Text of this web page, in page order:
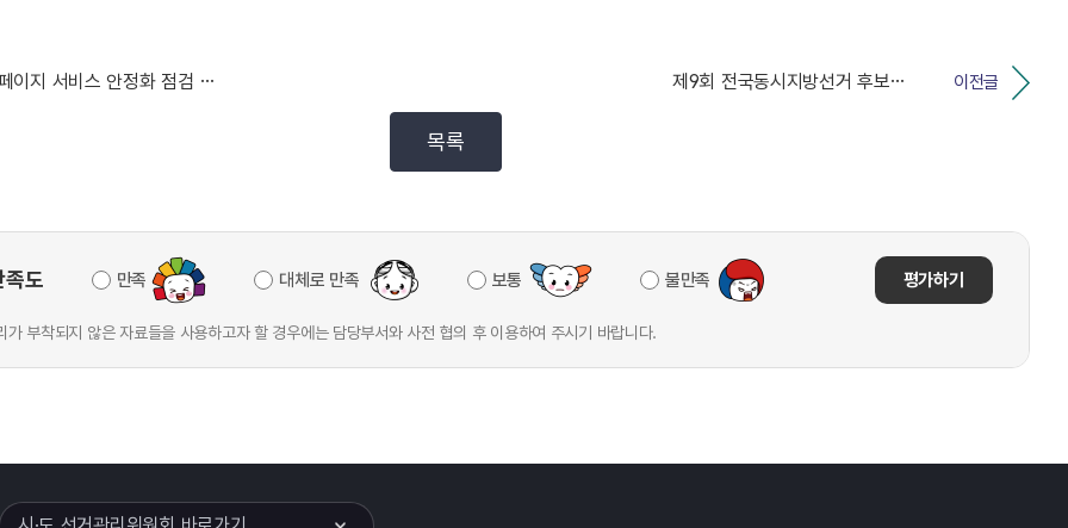
홈페이지 서비스 안정화 점검 안내(2026. 4. 6.... 이전글
제9회 전국동시지방선거 후보자 입후보설명회 개최 안내
목록
족도 만족 대체로 만족 보통 불만족 평가하기
가 부착되지 않은 자료들을 사용하고자 할 경우에는 담당부서와 사전 협의 후 이용하여 주시기 바랍니다.